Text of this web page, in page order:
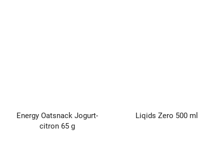
Energy Oatsnack Jogurt-
citron 65 g
Liqids Zero 500 ml